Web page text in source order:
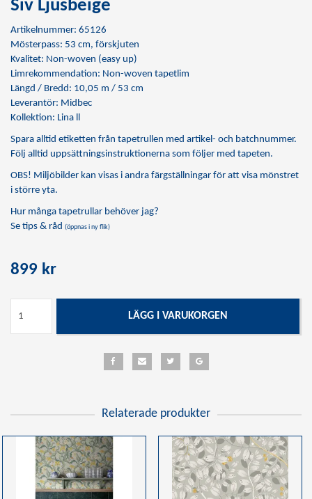
Siv Ljusbeige
Artikelnummer: 65126
Mösterpass: 53 cm, förskjuten
Kvalitet: Non-woven (easy up)
Limrekommendation: Non-woven tapetlim
Längd / Bredd: 10,05 m / 53 cm
Leverantör: Midbec
Kollektion: Lina ll
Spara alltid etiketten från tapetrullen med artikel- och batchnummer.
Följ alltid uppsättningsinstruktionerna som följer med tapeten.
OBS! Miljöbilder kan visas i andra färgställningar för att visa mönstret
i större yta.
Hur många tapetrullar behöver jag?
Se tips & råd (öppnas i ny flik)
899 kr
LÄGG I VARUKORGEN
Relaterade produkter